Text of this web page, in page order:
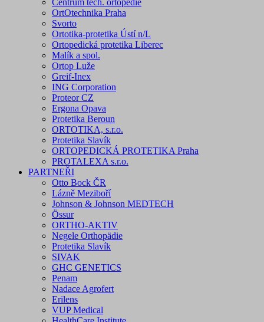
Centrum tech. ortopedie
OrtOtechnika Praha
Svorto
Ortotika-protetika Ústí n/L
Ortopedická protetika Liberec
Malík a spol.
Ortop Luže
Greif-Inex
ING Corporation
Proteor CZ
Ergona Opava
Protetika Beroun
ORTOTIKA, s.r.o.
Protetika Slavík
ORTOPEDICKÁ PROTETIKA Praha
PROTALEXA s.r.o.
PARTNEŘI
Otto Bock ČR
Lázně Meziboří
Johnson & Johnson MEDTECH
Össur
ORTHO-AKTIV
Negele Orthopädie
Protetika Slavík
SIVAK
GHC GENETICS
Penam
Nadace Agrofert
Erilens
VUP Medical